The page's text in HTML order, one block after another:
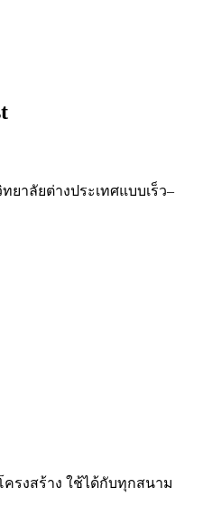
ยาลัยต่างประเทศแบบเร็ว–
ครงสร้าง ใช้ได้กับทุกสนาม